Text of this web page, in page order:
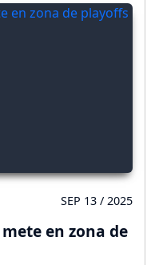
SEP 13 / 2025
en zona de